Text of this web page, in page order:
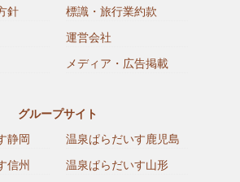
針
標識・旅行業約款
運営会社
メディア・広告掲載
グループサイト
静岡
温泉ぱらだいす鹿児島
信州
温泉ぱらだいす山形